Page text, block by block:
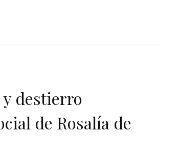
destierro
de Rosalía de